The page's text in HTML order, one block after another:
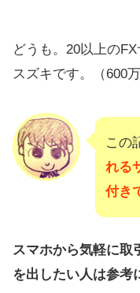
どうも。20以上の
スズキです。（600
この
れる
付き
スマホから気軽に取
を出したい人は参考